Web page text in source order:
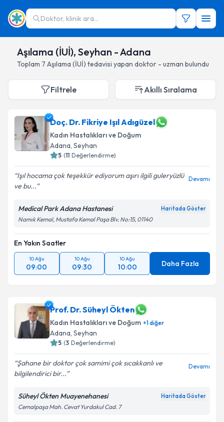
Doktor, klinik ara...
Aşılama (İUİ), Seyhan - Adana
Toplam 7 Aşılama (İUİ) tedavisi yapan doktor - uzman bulundu
Filtrele Akıllı Sıralama
Doç. Dr. Fikriye Işıl Adıgüzel
Kadın Hastalıkları ve Doğum
Adana, Seyhan
5 (11 Değerlendirme)
Işıl hocama çok teşekkür ediyorum aşırı ilgili guleryüzlü
ve bu...
Devamı
Medical Park Adana Hastanesi Haritada Göster
Namık Kemal, Mustafa Kemal Paşa Blv. No:15, 01140
En Yakın Saatler
10 Ağu
09:00
10 Ağu
09:30
10 Ağu
10:00 Daha Fazla
Prof. Dr. Süheyl Ökten
Kadın Hastalıkları ve Doğum +1diğer
Adana, Seyhan
5 (3 Değerlendirme)
Şahane bir doktor çok samimi çok sıcakkanlı ve
bilgilendirici bir...
Devamı
Süheyl Ökten Muayenehanesi Haritada Göster
Cemalpaşa Mah. Cevat Yurdakul Cad. 7